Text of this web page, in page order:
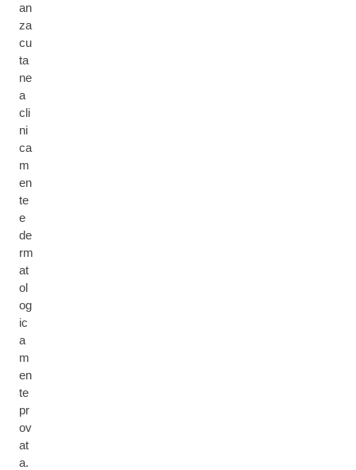
an
za
cu
ta
ne
a
cli
ni
ca
m
en
te
e
de
rm
at
ol
og
ic
a
m
en
te
pr
ov
at
a.